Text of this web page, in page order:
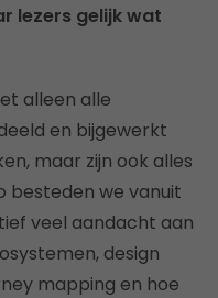
lezers gelijk wat
alleen alle
en bijgewerkt
maar zijn ook alles
besteden we vanuit
veel aandacht aan
design
mapping en hoe